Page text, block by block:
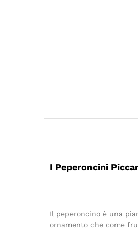
I Peperoncini
Il peperoncino è una
ornamento che come